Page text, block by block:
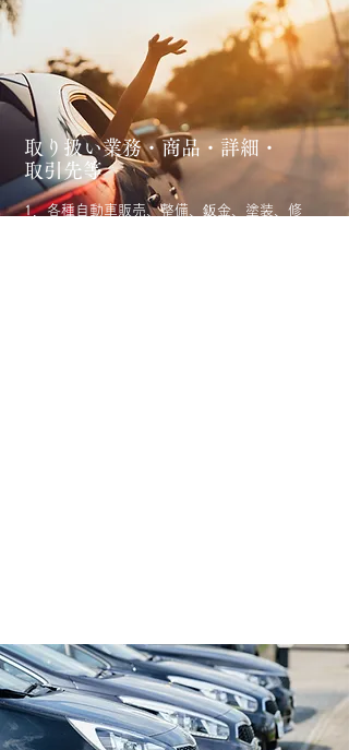
取り扱い業務・商品・詳細・
取引先等
1．各種自動車販売、整備、鈑金、塗装、修